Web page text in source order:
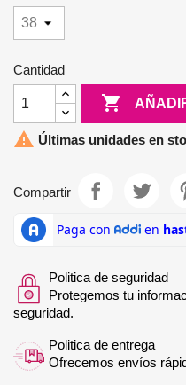
Cantidad

 Últimas unidades en
Compartir
Politica de seguridad
Protegemos tu
seguridad.
Politica de entrega
Ofrecemos envíos